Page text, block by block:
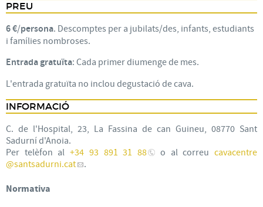
PREU
6 €/persona. Descomptes per a jubilats/des, infants, estudiants
i famílies nombroses.
Entrada gratuïta: Cada primer diumenge de mes.
L'entrada gratuïta no inclou degustació de cava.
INFORMACIÓ
C. de l'Hospital, 23, La Fassina de can Guineu, 08770 Sant
Sadurní d'Anoia.
Per telèfon al+34 93 891 31 88 o al correucavacentre
@santsadurni.cat
.
Normativa